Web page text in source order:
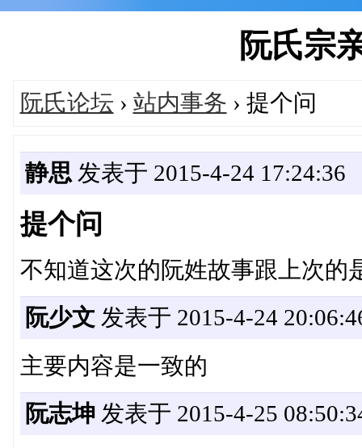
阮氏宗
阮氏论坛 › 站内事务 › 提个问
静思发表于 2015-4-24 17:24:36
提个问
不知道这次的阮姓故事跟上次的
阮少文 发表于 2015-4-24
主要内容是一致的
阮志坤发表于 2015-4-25